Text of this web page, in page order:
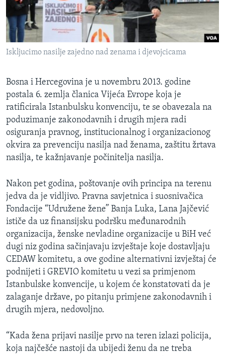
Iskljucimo nasilje zajedno nad zenama i djevojcicama
Bosna i Hercegovina je u novembru 2013. godine
postala 6. zemlja članica Vijeća Evrope koja je
ratificirala Istanbulsku konvenciju, te se obavezala na
poduzimanje zakonodavnih i drugih mjera radi
osiguranja pravnog, institucionalnog i organizacionog
okvira za prevenciju nasilja nad ženama, zaštitu žrtava
nasilja, te kažnjavanje počinitelja nasilja.
Nakon pet godina, poštovanje ovih principa na terenu
jedva da je vidljivo. Pravna savjetnica i suosnivačica
Fondacije “Udružene žene” Banja Luka, Lana Jajčević
ističe da uz finansijsku podršku međunarodnih
organizacija, ženske nevladine organizacije u BiH već
dugi niz godina sačinjavaju izvještaje koje dostavljaju
CEDAW komitetu, a ove godine alternativni izvještaj će
podnijeti i GREVIO komitetu u vezi sa primjenom
Istanbulske konvencije, u kojem će konstatovati da je
zalaganje države, po pitanju primjene zakonodavnih i
drugih mjera, nedovoljno.
“Kada žena prijavi nasilje prvo na teren izlazi policija,
koja najčešće nastoji da ubijedi ženu da ne treba